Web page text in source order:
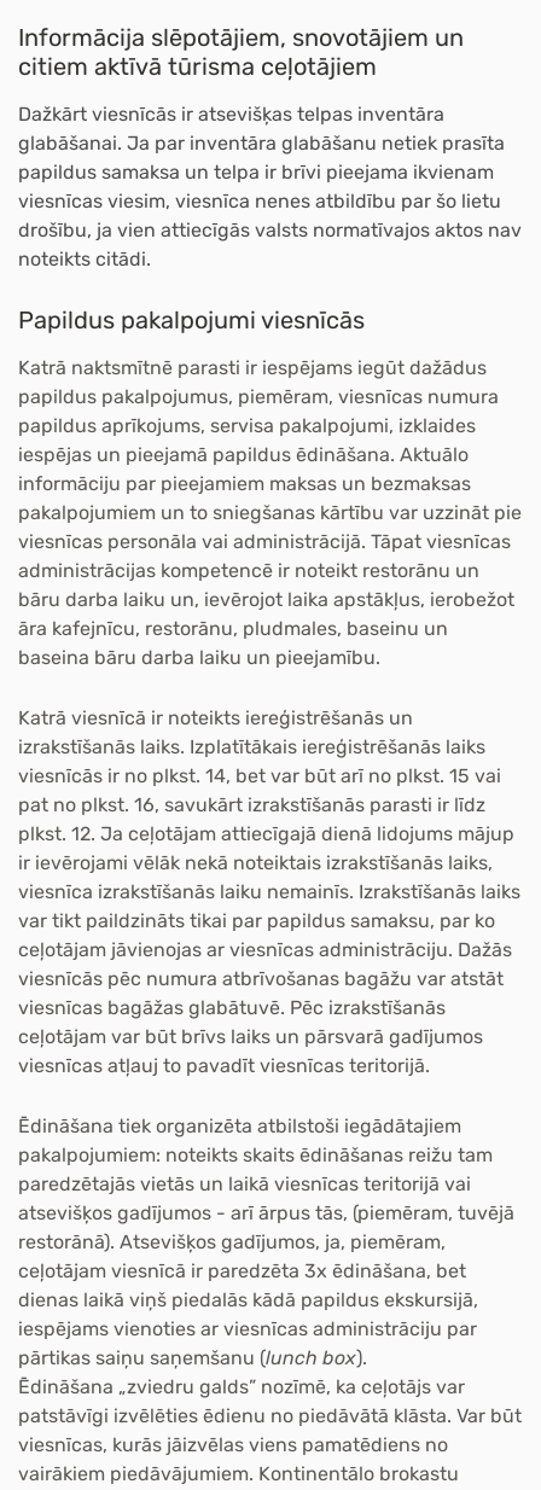
Informācija slēpotājiem, snovotājiem un
citiem aktīvā tūrisma ceļotājiem
Dažkārt viesnīcās ir atsevišķas telpas inventāra
glabāšanai. Ja par inventāra glabāšanu netiek prasīta
papildus samaksa un telpa ir brīvi pieejama ikvienam
viesnīcas viesim, viesnīca nenes atbildību par šo lietu
drošību, ja vien attiecīgās valsts normatīvajos aktos nav
noteikts citādi.
Papildus pakalpojumi viesnīcās
Katrā naktsmītnē parasti ir iespējams iegūt dažādus
papildus pakalpojumus, piemēram, viesnīcas numura
papildus aprīkojums, servisa pakalpojumi, izklaides
iespējas un pieejamā papildus ēdināšana. Aktuālo
informāciju par pieejamiem maksas un bezmaksas
pakalpojumiem un to sniegšanas kārtību var uzzināt pie
viesnīcas personāla vai administrācijā. Tāpat viesnīcas
administrācijas kompetencē ir noteikt restorānu un
bāru darba laiku un, ievērojot laika apstākļus, ierobežot
āra kafejnīcu, restorānu, pludmales, baseinu un
baseina bāru darba laiku un pieejamību.
Katrā viesnīcā ir noteikts iereģistrēšanās un
izrakstīšanās laiks. Izplatītākais iereģistrēšanās laiks
viesnīcās ir no plkst. 14, bet var būt arī no plkst. 15 vai
pat no plkst. 16, savukārt izrakstīšanās parasti ir līdz
plkst. 12. Ja ceļotājam attiecīgajā dienā lidojums mājup
ir ievērojami vēlāk nekā noteiktais izrakstīšanās laiks,
viesnīca izrakstīšanās laiku nemainīs. Izrakstīšanās laiks
var tikt paildzināts tikai par papildus samaksu, par ko
ceļotājam jāvienojas ar viesnīcas administrāciju. Dažās
viesnīcās pēc numura atbrīvošanas bagāžu var atstāt
viesnīcas bagāžas glabātuvē. Pēc izrakstīšanās
ceļotājam var būt brīvs laiks un pārsvarā gadījumos
viesnīcas atļauj to pavadīt viesnīcas teritorijā.
Ēdināšana tiek organizēta atbilstoši iegādātajiem
pakalpojumiem: noteikts skaits ēdināšanas reižu tam
paredzētajās vietās un laikā viesnīcas teritorijā vai
atsevišķos gadījumos - arī ārpus tās, (piemēram, tuvējā
restorānā). Atsevišķos gadījumos, ja, piemēram,
ceļotājam viesnīcā ir paredzēta 3x ēdināšana, bet
dienas laikā viņš piedalās kādā papildus ekskursijā,
iespējams vienoties ar viesnīcas administrāciju par
pārtikas saiņu saņemšanu (lunch box).
Ēdināšana „zviedru galds” nozīmē, ka ceļotājs var
patstāvīgi izvēlēties ēdienu no piedāvātā klāsta. Var būt
viesnīcas, kurās jāizvēlas viens pamatēdiens no
vairākiem piedāvājumiem. Kontinentālo brokastu